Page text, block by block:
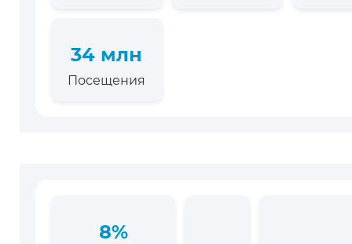
34 млн
Посещения
8%